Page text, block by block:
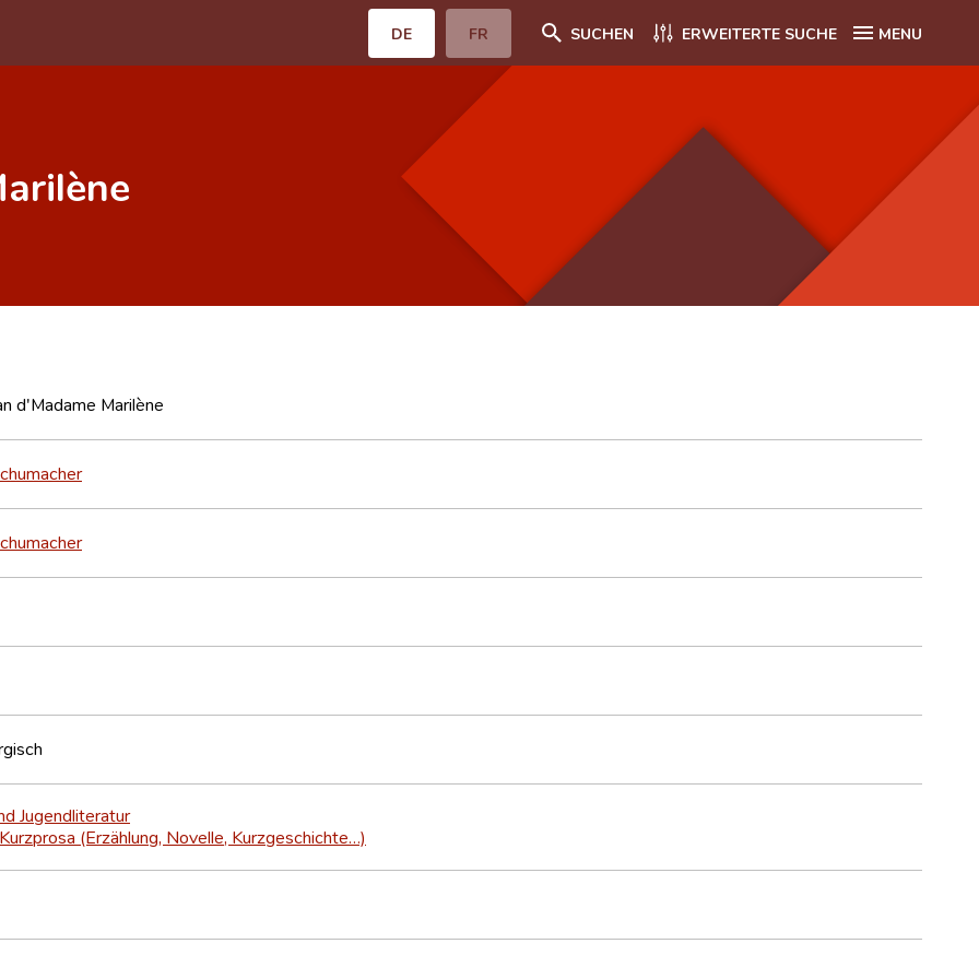
DE FR SUCHEN ERWEITERTE SUCHE MENU
d'Madame Marilène
Jugendliteratur
Kurzprosa (Erzählung, Novelle, Kurzgeschichte…)